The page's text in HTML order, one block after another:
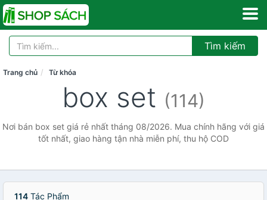
Tìm kiếm
Trang chủ Từ khóa
box set (114)
Nơi bán box set giá rẻ nhất tháng 08/2026. Mua chính hãng với giá
tốt nhất, giao hàng tận nhà miễn phí, thu hộ COD
114 Tác Phẩm